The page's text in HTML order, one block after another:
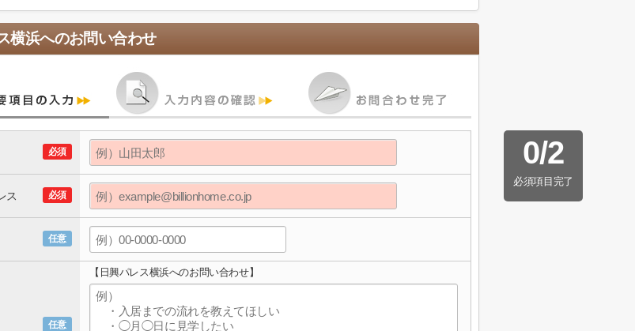
横浜へのお問い合わせ
0/2
必須項目完了
必須
必須
ス
任意
任意
【日興パレス横浜へのお問い合わせ】